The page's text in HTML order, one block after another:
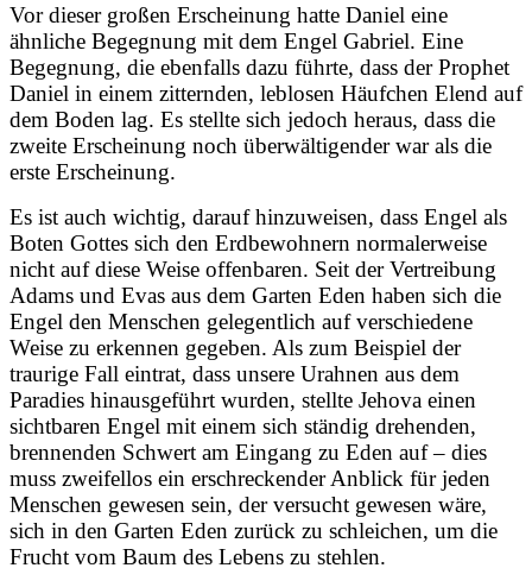
Vor dieser großen Erscheinung hatte Daniel eine
ähnliche Begegnung mit dem Engel Gabriel. Eine
Begegnung, die ebenfalls dazu führte, dass der Prophet
Daniel in einem zitternden, leblosen Häufchen Elend auf
dem Boden lag. Es stellte sich jedoch heraus, dass die
zweite Erscheinung noch überwältigender war als die
erste Erscheinung.
Es ist auch wichtig, darauf hinzuweisen, dass Engel als
Boten Gottes sich den Erdbewohnern normalerweise
nicht auf diese Weise offenbaren. Seit der Vertreibung
Adams und Evas aus dem Garten Eden haben sich die
Engel den Menschen gelegentlich auf verschiedene
Weise zu erkennen gegeben. Als zum Beispiel der
traurige Fall eintrat, dass unsere Urahnen aus dem
Paradies hinausgeführt wurden, stellte Jehova einen
sichtbaren Engel mit einem sich ständig drehenden,
brennenden Schwert am Eingang zu Eden auf – dies
muss zweifellos ein erschreckender Anblick für jeden
Menschen gewesen sein, der versucht gewesen wäre,
sich in den Garten Eden zurück zu schleichen, um die
Frucht vom Baum des Lebens zu stehlen.